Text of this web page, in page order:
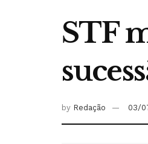
STF
by Redação 03/